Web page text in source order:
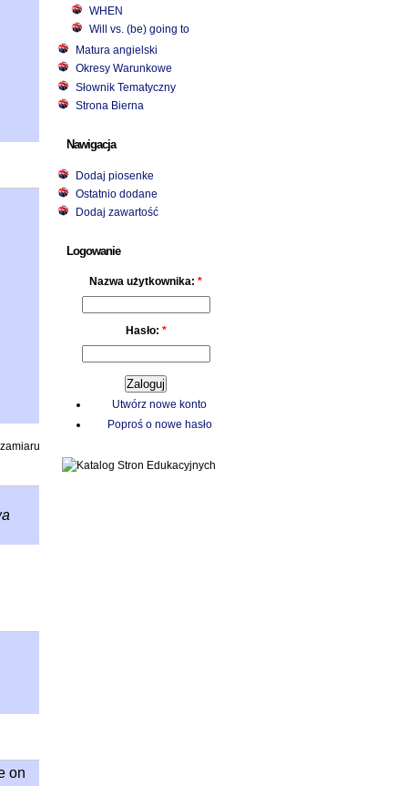
on
WHEN
Will vs. (be) going to
Matura angielski
Okresy Warunkowe
Słownik Tematyczny
Strona Bierna
Nawigacja
Dodaj piosenke
Ostatnio dodane
Dodaj zawartość
Logowanie
Nazwa użytkownika: *
Hasło: *
Utwórz nowe konto
Poproś o nowe hasło